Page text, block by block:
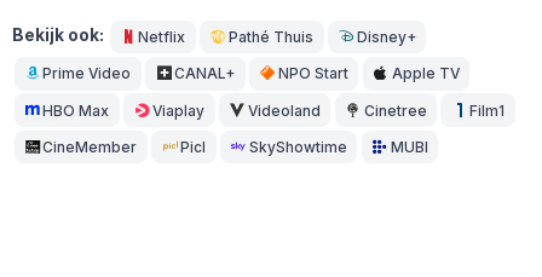
Bekijk ook: Netflix Pathé Thuis Disney+
Prime Video CANAL+ NPO Start Apple TV
HBO Max Viaplay Videoland Cinetree Film1
CineMember Picl SkyShowtime MUBI